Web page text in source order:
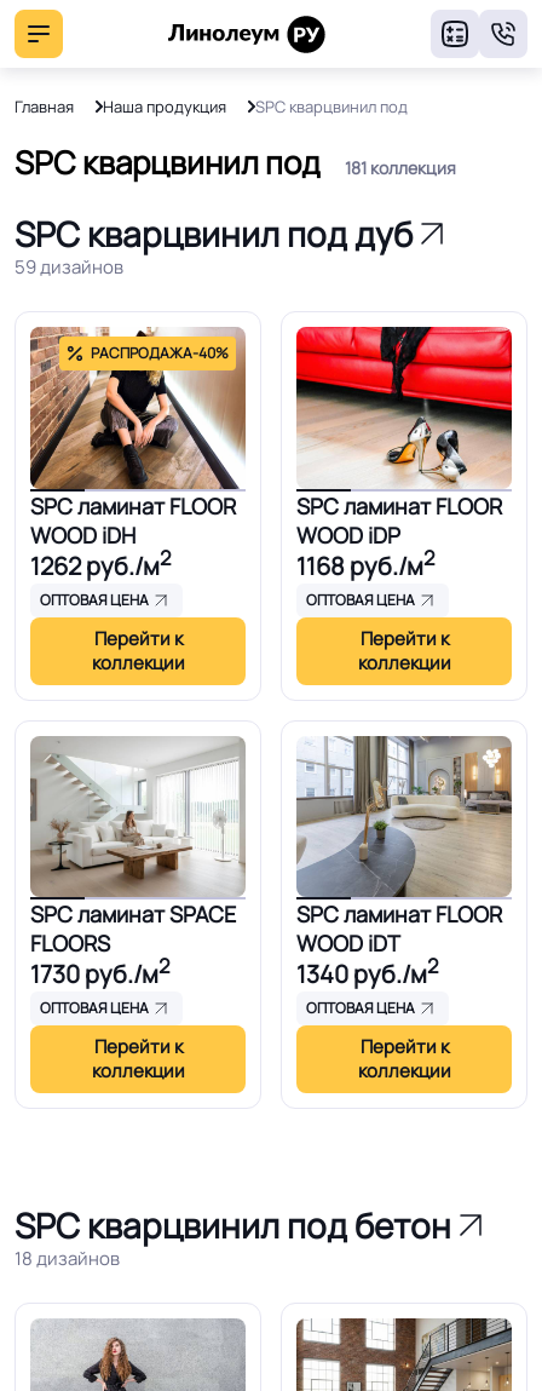
Главная Наша продукция SPC кварцвинил под
SPC кварцвинил под 181 коллекция
SPC кварцвинил под дуб
59 дизайнов
РАСПРОДАЖА-40%
SPC ламинат FLOOR
WOOD iDH
1262руб./м2
ОПТОВАЯ ЦЕНА
Перейти к
коллекции
SPC ламинат FLOOR
WOOD iDP
1168руб./м2
ОПТОВАЯ ЦЕНА
Перейти к
коллекции
SPC ламинат SPACE
FLOORS
1730руб./м2
ОПТОВАЯ ЦЕНА
Перейти к
коллекции
SPC ламинат FLOOR
WOOD iDT
1340руб./м2
ОПТОВАЯ ЦЕНА
Перейти к
коллекции
SPC кварцвинил под бетон
18 дизайнов